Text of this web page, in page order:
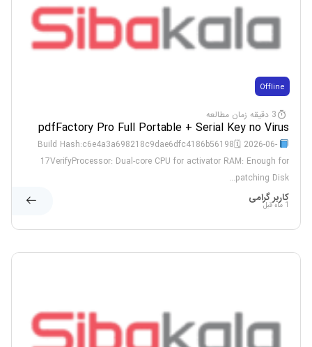
Offline
3 دقیقه زمان مطالعه
pdfFactory Pro Full Portable + Serial Key no Virus
x86-x64 Full
Build Hash:c6e4a3a698218c9dae6dfc4186b56198🗓 2026-06-
17VerifyProcessor: Dual-core CPU for activator RAM: Enough for
patching Disk...
کاربر گرامی
1 ماه قبل